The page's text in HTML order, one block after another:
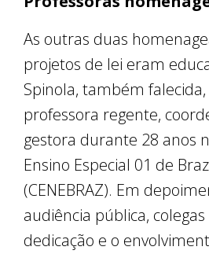
As outras duas
projetos de lei eram
Spinola, também
professora regente,
gestora durante 28 anos
Ensino Especial 01 de
(CENEBRAZ). Em
audiência pública,
dedicação e o